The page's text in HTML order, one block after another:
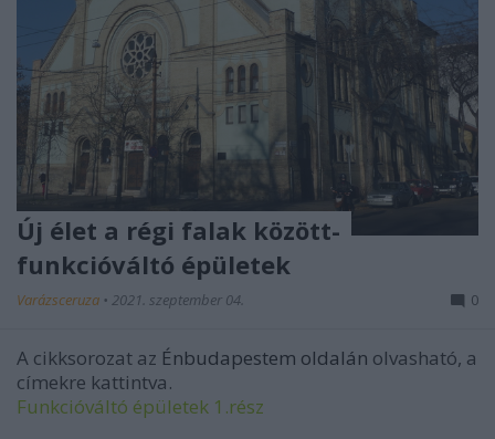
Új élet a régi falak között-
funkcióváltó épületek
Varázsceruza • 2021. szeptember 04. 0
A cikksorozat az Énbudapestem oldalán olvasható, a
címekre kattintva.
Funkcióváltó épületek 1.rész